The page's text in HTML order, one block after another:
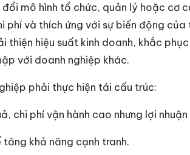
mô hình tổ chức, quản lý hoặc cơ
phí và thích ứng với sự biến động
thiện hiệu suất kinh doanh, khắc
với doanh nghiệp khác.
phải thực hiện tái cấu trúc:
chi phí vận hành cao nhưng lợi
khả năng cạnh tranh.